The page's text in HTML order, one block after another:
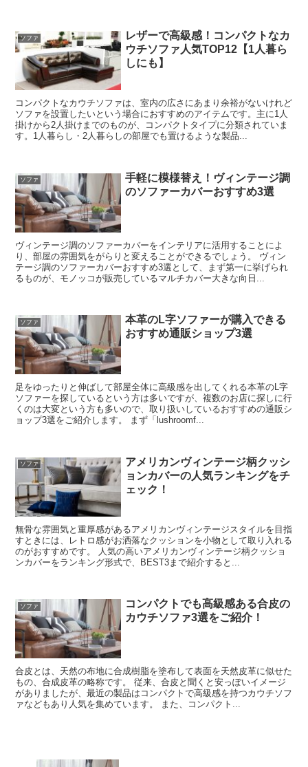
ソファ
レザーで高級感！コンパクトなカ
ウチソファ人気TOP12【1人暮ら
しにも】
コンパクトなカウチソファは、室内の広さにあまり余裕がないけれど
ソファを設置したいという場合におすすめのアイテムです。主に1人
掛けから2人掛けまでのものが、コンパクトタイプに分類されていま
す。1人暮らし・2人暮らしの部屋でも置けるような製品...
ソファ
手軽に模様替え！ヴィンテージ調
のソファーカバーおすすめ3選
ヴィンテージ調のソファーカバーをインテリアに活用することによ
り、部屋の雰囲気をがらりと変えることができるでしょう。 ヴィン
テージ調のソファーカバーおすすめ3選として、まず第一に挙げられ
るものが、モノッコが販売しているマルチカバー大きな向日...
ソファ
本革のL字ソファーが購入できる
おすすめ通販ショップ3選
足をゆったりと伸ばして部屋全体に高級感を出してくれる本革のL字
ソファーを探しているという方は多いですが、複数のお店に探しに行
くのは大変という方も多いので、取り扱いしているおすすめの通販シ
ョップ3選をご紹介します。 まず「lushroomf...
ソファ
アメリカンヴィンテージ柄クッシ
ョンカバーの人気ランキングをチ
ェック！
無骨な雰囲気と重厚感があるアメリカンヴィンテージスタイルを目指
すときには、レトロ感がお洒落なクッションを小物として取り入れる
のがおすすめです。 人気の高いアメリカンヴィンテージ柄クッショ
ンカバーをランキング形式で、BEST3まで紹介すると...
ソファ
コンパクトでも高級感ある合皮の
カウチソファ3選をご紹介！
合皮とは、天然の布地に合成樹脂を塗布して表面を天然皮革に似せた
もの、合成皮革の略称です。 従来、合皮と聞くと安っぽいイメージ
がありましたが、最近の製品はコンパクトで高級感を持つカウチソフ
ァなどもあり人気を集めています。 また、コンパクト...